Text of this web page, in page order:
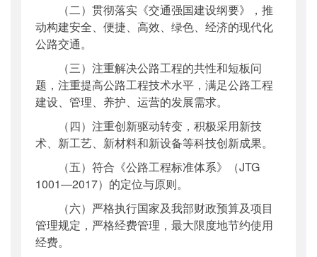
（二）贯彻落实《交通强国建设纲要》，推
动构建安全、便捷、高效、绿色、经济的现代化
公路交通。
（三）注重解决公路工程的共性和短板问
题，注重提高公路工程技术水平，满足公路工程
建设、管理、养护、运营的发展需求。
（四）注重创新驱动转变，积极采用新技
术、新工艺、新材料和新设备等科技创新成果。
（五）符合《公路工程标准体系》（JTG
1001―2017）的定位与原则。
（六）严格执行国家及我部财政预算及项目
管理规定，严格经费管理，最大限度地节约使用
经费。